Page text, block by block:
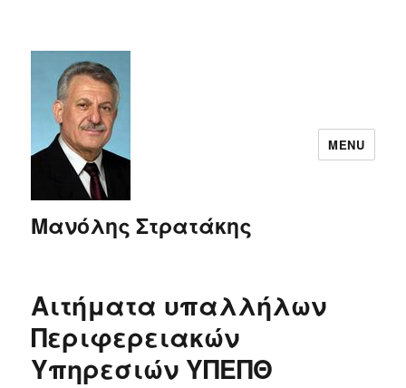
Μανόλης Στρατάκης
MENU
Αιτήματα υπαλλήλων
Περιφερειακών
Υπηρεσιών ΥΠΕΠΘ